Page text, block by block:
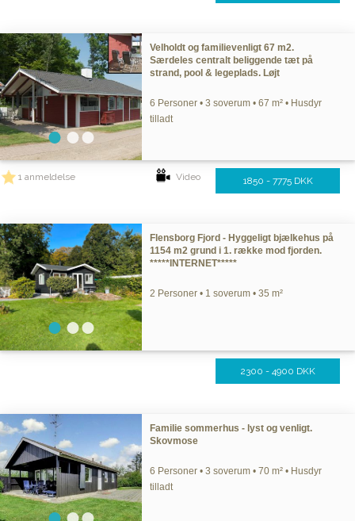
Velholdt og familievenligt 67 m2.
Særdeles centralt beliggende tæt på
strand, pool & legeplads. Løjt
6 Personer • 3 soverum • 67 m² • Husdyr
tilladt
1 anmeldelse Video 1850 - 7775 DKK
Flensborg Fjord - Hyggeligt bjælkehus på
1154 m2 grund i 1. række mod fjorden.
*****INTERNET*****
2 Personer • 1 soverum • 35 m²
2300 - 4900 DKK
Familie sommerhus - lyst og venligt.
Skovmose
6 Personer • 3 soverum • 70 m² • Husdyr
tilladt